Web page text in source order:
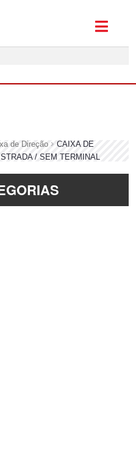
de Direção
CAIXA DE
/ SEM TERMINAL